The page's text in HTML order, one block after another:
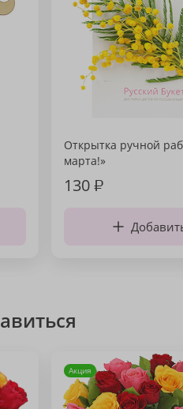
Открытка ручной
марта!»
130₽
Акция